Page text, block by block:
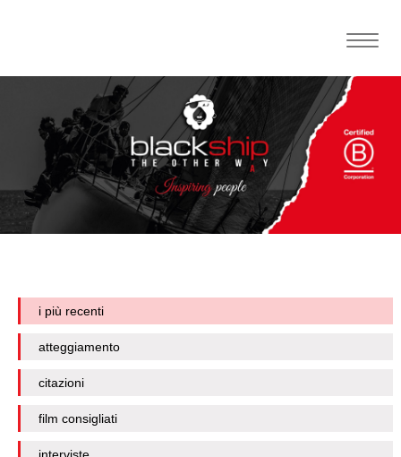
Toggle
i più recenti
atteggiamento
citazioni
film consigliati
interviste